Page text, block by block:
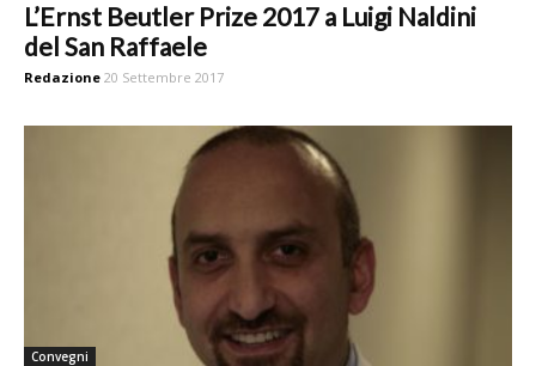
L’Ernst Beutler Prize 2017 a Luigi Naldini
del San Raffaele
Redazione 20 Settembre 2017
Convegni